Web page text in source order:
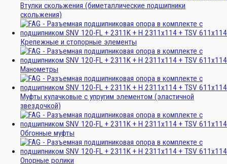
Втулки скольжения (биметаллические подшипники
скольжения)
Крепежные и стопорные элементы
Манометры
Муфты кулачковые с упругим элементом (эластичной
звездочкой)
Обгонные муфты
Опорные ролики